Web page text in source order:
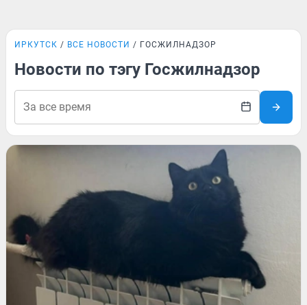
ИРКУТСК ВСЕ НОВОСТИ ГОСЖИЛНАДЗОР
Новости по тэгу Госжилнадзор